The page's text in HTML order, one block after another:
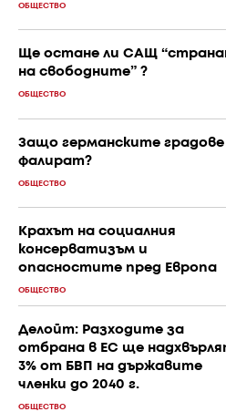
ОБЩЕСТВО
Ще остане ли САЩ
на свободните” ?
ОБЩЕСТВО
Защо германските градове
фалират?
ОБЩЕСТВО
Крахът на социалния
консерватизъм и
опасностите пред Европа
ОБЩЕСТВО
Делойт: Разходите за
отбрана в ЕС ще
3% от БВП на държавите
членки до 2040 г.
ОБЩЕСТВО